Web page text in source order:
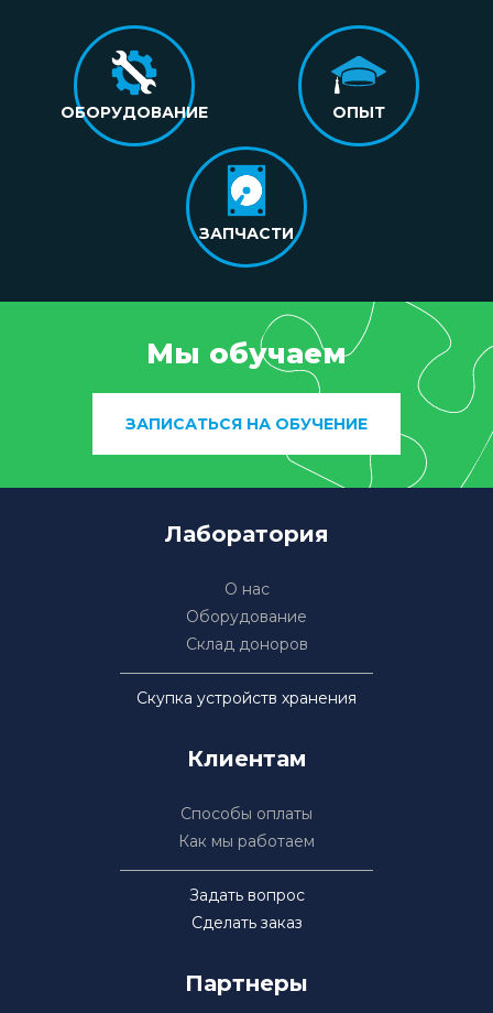
ОБОРУДОВАНИЕ ОПЫТ
ЗАПЧАСТИ
Мы обучаем
ЗАПИСАТЬСЯ НА ОБУЧЕНИЕ
Лаборатория
О нас
Оборудование
Склад доноров
Скупка устройств хранения
Клиентам
Способы оплаты
Как мы работаем
Задать вопрос
Сделать заказ
Партнеры